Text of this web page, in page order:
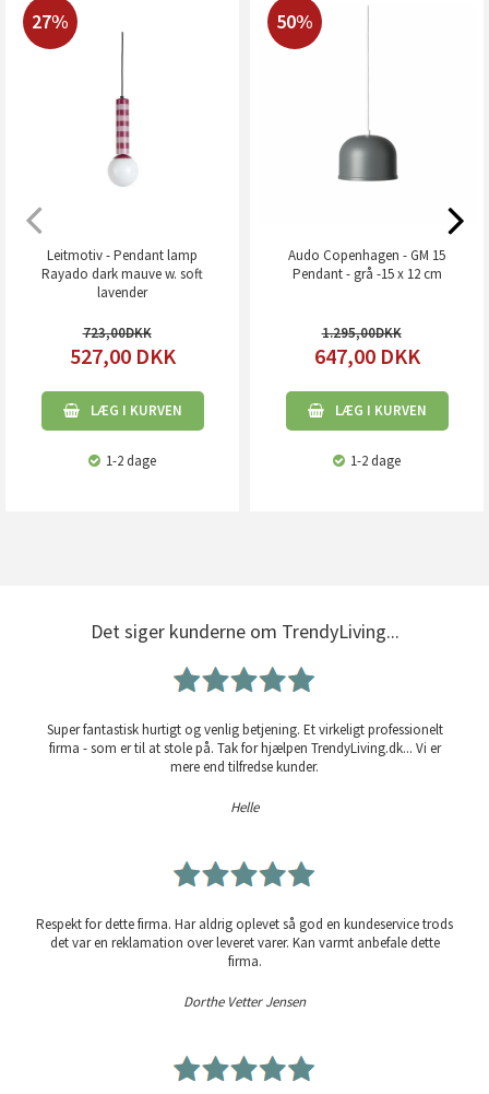
27%
Leitmotiv - Pendant lamp
Rayado dark mauve w. soft
lavender
723,00
527,00 DKK
LÆG I KURVEN
1-2 dage
50%
Audo Copenhagen - GM 15
Pendant - grå -15 x 12 cm
1.295,00
647,00 DKK
LÆG I KURVEN
1-2 dage
Det siger kunderne om TrendyLiving...
Super fantastisk hurtigt og venlig betjening. Et virkeligt professionelt
firma - som er til at stole på. Tak for hjælpen TrendyLiving.dk... Vi er
mere end tilfredse kunder.
Helle
Respekt for dette firma. Har aldrig oplevet så god en kundeservice trods
det var en reklamation over leveret varer. Kan varmt anbefale dette
firma.
Dorthe Vetter Jensen